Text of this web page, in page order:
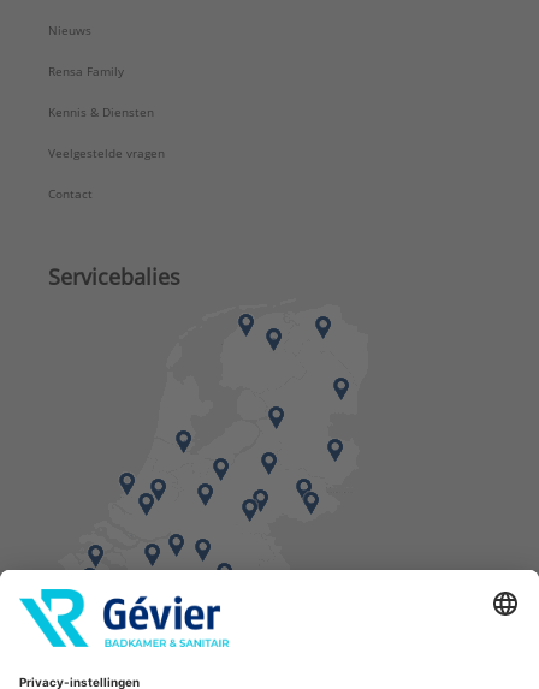
Nieuws
Rensa Family
Kennis & Diensten
Veelgestelde vragen
Contact
Servicebalies
Vind een balie in de buurt